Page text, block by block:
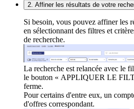
2. Affiner les résultats de votre
Si besoin, vous pouvez affiner les
en sélectionnant des filtres et
de recherche.
La recherche est relancée avec le
le bouton « APPLIQUER LE
ferme.
Pour certains d'entre eux, un
d'offres correspondant.